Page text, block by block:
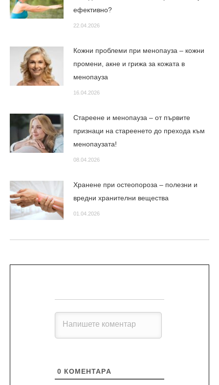
ефективно?
22.04.2026
Кожни проблеми при менопауза – кожни
промени, акне и грижа за кожата в
менопауза
16.04.2026
Стареене и менопауза – от първите
признаци на стареенето до прехода към
менопаузата!
08.04.2026
Хранене при остеопороза – полезни и
вредни хранителни вещества
01.04.2026
0 КОМЕНТАРA